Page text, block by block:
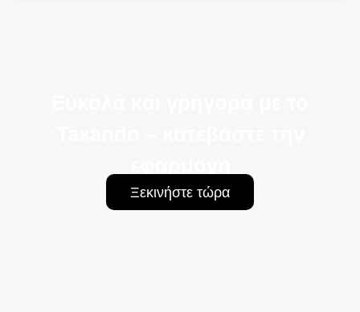
Ξεκινήστε τώρα